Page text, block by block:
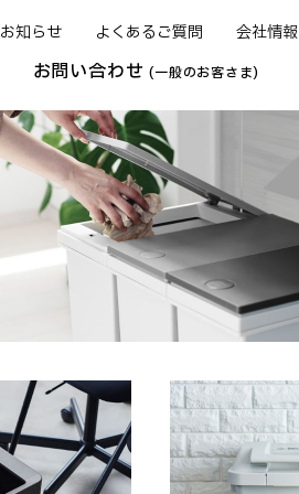
お知らせ よくあるご質問 会社情報
お問い合わせ(一般のお客さま)